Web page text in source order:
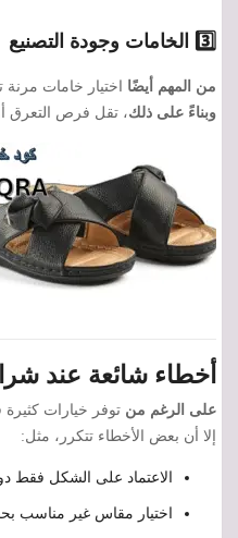
3️⃣ الخامات وجودة التصنيع
من المهم أيضًا اختيار خامات مرنة
وبناءً على ذلك، تقل فرص التعرق
أخطاء شائعة عند
على الرغم من توفر خيارات
إلا أن بعض الأخطاء تتكرر، مثل:
الاعتماد على الشكل فقط
اختيار مقاس غير مناسب